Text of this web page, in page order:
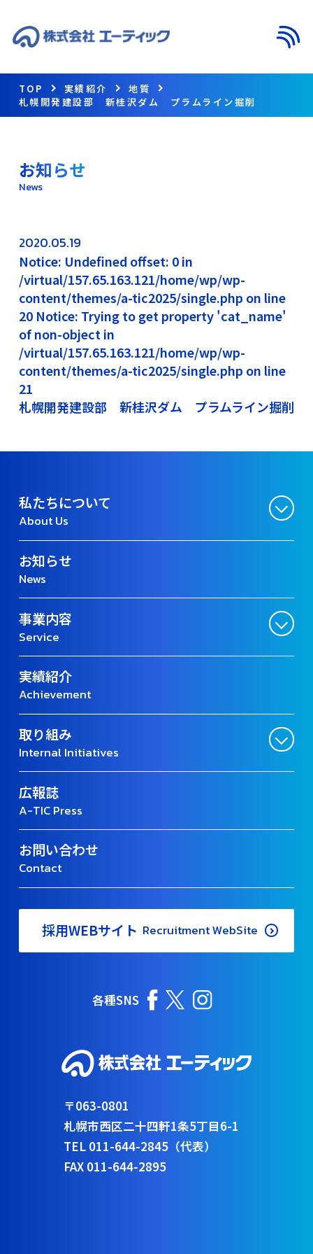
TOP 実績紹介
地質
札幌開発建設部 新桂沢ダム プラムライン掘削
お知らせ
News
2020.05.19
Notice: Undefined offset: 0 in
/virtual/157.65.163.121/home/wp/wp-
content/themes/a-tic2025/single.php on line
20 Notice: Trying to get property 'cat_name'
of non-object in
/virtual/157.65.163.121/home/wp/wp-
content/themes/a-tic2025/single.php on line
21
札幌開発建設部 新桂沢ダム プラムライン掘削
私たちについて
About Us
お知らせ
News
事業内容
Service
実績紹介
Achievement
取り組み
Internal Initiatives
広報誌
A-TIC Press
お問い合わせ
Contact
採用WEBサイト Recruitment WebSite
各種SNS
〒063-0801
札幌市西区二十四軒1条5丁目6-1
TEL 011-644-2845（代表）
FAX 011-644-2895